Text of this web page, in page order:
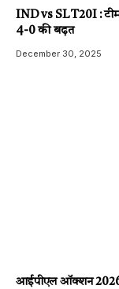
IND vs SL T20I :
4-0 की बढ़त
December 30, 2025
आईपीएल ऑक्शन 2026: